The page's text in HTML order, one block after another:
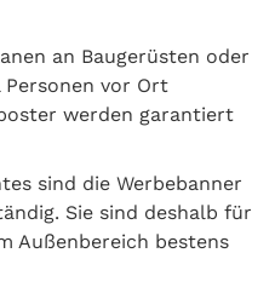
an Baugerüsten oder
vor Ort
werden garantiert
sind die Werbebanner
Sie sind deshalb für
Außenbereich bestens